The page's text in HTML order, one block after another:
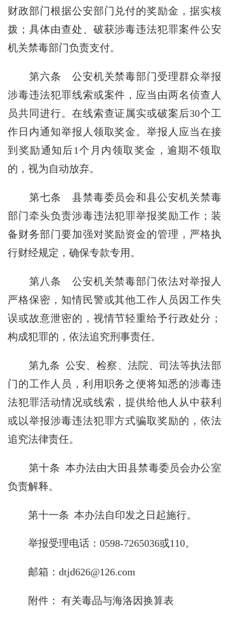
财政部门根据公安部门兑付的奖励金，据实核
拨；具体由查处、破获涉毒违法犯罪案件公安
机关禁毒部门负责支付。
第六条 公安机关禁毒部门受理群众举报
涉毒违法犯罪线索或案件，应当由两名侦查人
员共同进行。在线索查证属实或破案后30个工
作日内通知举报人领取奖金。举报人应当在接
到奖励通知后1个月内领取奖金，逾期不领取
的，视为自动放弃。
第七条 县禁毒委员会和县公安机关禁毒
部门牵头负责涉毒违法犯罪举报奖励工作；装
备财务部门要加强对奖励资金的管理，严格执
行财经规定，确保专款专用。
第八条 公安机关禁毒部门依法对举报人
严格保密，知情民警或其他工作人员因工作失
误或故意泄密的，视情节轻重给予行政处分；
构成犯罪的，依法追究刑事责任。
第九条 公安、检察、法院、司法等执法部
门的工作人员，利用职务之便将知悉的涉毒违
法犯罪活动情况或线索，提供给他人从中获利
或以举报涉毒违法犯罪方式骗取奖励的，依法
追究法律责任。
第十条 本办法由大田县禁毒委员会办公室
负责解释。
第十一条 本办法自印发之日起施行。
举报受理电话：0598-7265036或110。
邮箱：dtjd626@126.com
附件： 有关毒品与海洛因换算表